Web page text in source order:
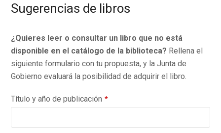
Sugerencias de libros
¿Quieres leer o consultar un libro que no está
disponible en el catálogo de la biblioteca? Rellena el
siguiente formulario con tu propuesta, y la Junta de
Gobierno evaluará la posibilidad de adquirir el libro.
Título y año de publicación *